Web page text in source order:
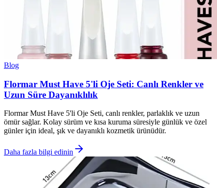
Blog
Flormar Must Have 5'li Oje Seti: Canlı Renkler ve
Uzun Süre Dayanıklılık
Flormar Must Have 5'li Oje Seti, canlı renkler, parlaklık ve uzun
ömür sağlar. Kolay sürüm ve kısa kuruma süresiyle günlük ve özel
günler için ideal, şık ve dayanıklı kozmetik ürünüdür.
Daha fazla bilgi edinin